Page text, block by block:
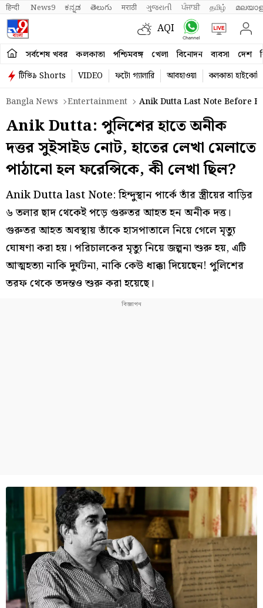
हिन्दी News9 ಕನ್ನಡ తెలుగు मराठी ગુજરાતી ਪੰਜਾਬੀ தமிழ்
AQI
সর্বশেষ খবর কলকাতা পশ্চিমবঙ্গ খেলা বিনোদন ব্যবসা দেশ
টিভি৯ Shorts VIDEO ফটো গ্যালারি আবহাওয়া
কলকাতা হাইকোর্ট
Bangla News
Entertainment Anik Dutta Last Note Before
Anik Dutta: পুলিশের হাতে অনীক
দত্তর সুইসাইড নোট, হাতের লেখা মেলাতে
পাঠানো হল ফরেন্সিকে, কী লেখা ছিল?
Anik Dutta last Note: হিন্দুস্থান পার্কে তাঁর স্ত্রীয়ের বাড়ির
৬ তলার ছাদ থেকেই পড়ে গুরুতর আহত হন অনীক দত্ত।
গুরুতর আহত অবস্থায় তাঁকে হাসপাতালে নিয়ে গেলে মৃত্যু
ঘোষণা করা হয়। পরিচালকের মৃত্যু নিয়ে জল্পনা শুরু হয়, এটি
আত্মহত্যা নাকি দুর্ঘটনা, নাকি কেউ ধাক্কা দিয়েছেন! পুলিশের
তরফ থেকে তদন্তও শুরু করা হয়েছে।